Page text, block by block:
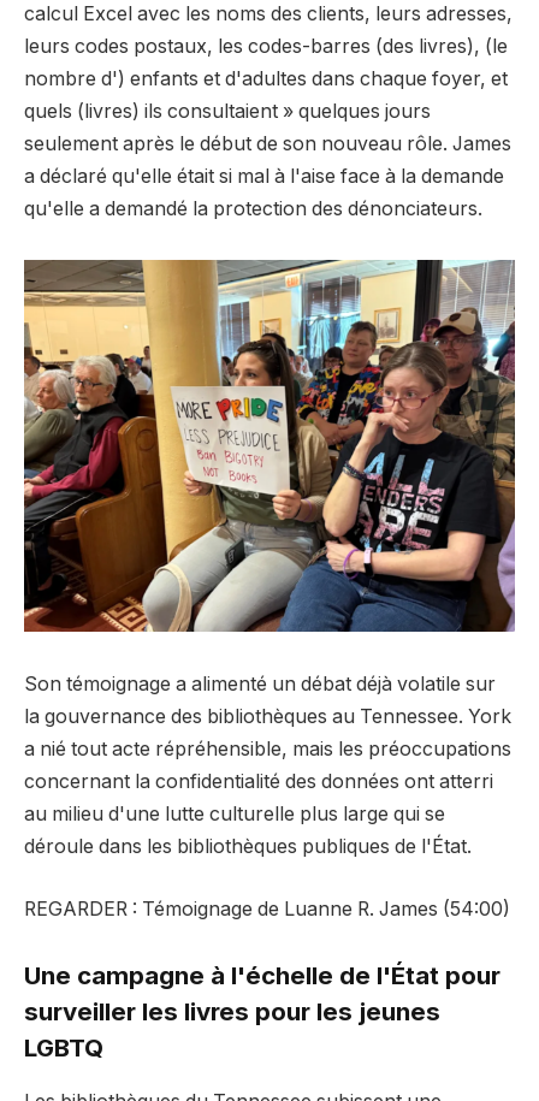
calcul Excel avec les noms des clients, leurs adresses,
leurs codes postaux, les codes-barres (des livres), (le
nombre d') enfants et d'adultes dans chaque foyer, et
quels (livres) ils consultaient » quelques jours
seulement après le début de son nouveau rôle. James
a déclaré qu'elle était si mal à l'aise face à la demande
qu'elle a demandé la protection des dénonciateurs.
Son témoignage a alimenté un débat déjà volatile sur
la gouvernance des bibliothèques au Tennessee. York
a nié tout acte répréhensible, mais les préoccupations
concernant la confidentialité des données ont atterri
au milieu d'une lutte culturelle plus large qui se
déroule dans les bibliothèques publiques de l'État.
REGARDER : Témoignage de Luanne R. James (54:00)
Une campagne à l'échelle de l'État pour
surveiller les livres pour les jeunes
LGBTQ